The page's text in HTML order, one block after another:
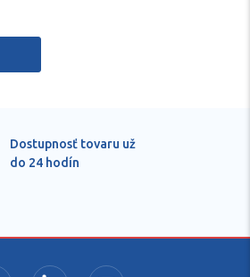
Dostupnosť tovaru už
do 24 hodín